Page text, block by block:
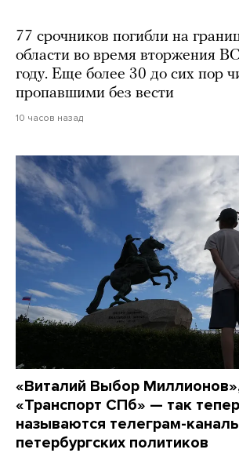
77 срочников погибли на
области во время вторжения
году. Еще более 30 до сих пор
пропавшими без вести
10 часов назад
«Виталий Выбор
«Транспорт СПб» — так
называются телеграм-
петербургских политиков